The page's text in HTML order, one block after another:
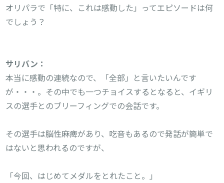
オリパラで「特に、これは感動した」ってエピソードは何
でしょう？
サリバン：
本当に感動の連続なので、「全部」と言いたいんです
が・・・。その中でも一つチョイスするとなると、イギリ
スの選手とのブリーフィングでの会話です。
その選手は脳性麻痺があり、吃音もあるので発話が簡単で
はないと思われるのですが、
「今回、はじめてメダルをとれたこと。」